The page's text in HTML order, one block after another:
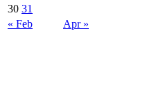
« Feb Apr »
30 31